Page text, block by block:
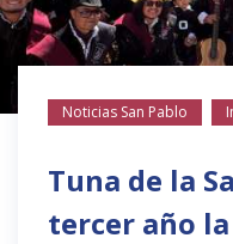
Noticias San Pablo
Tuna de la
tercer año